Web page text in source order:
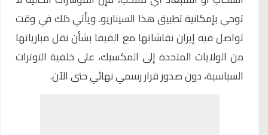
توحي بإمكانية تطبيق هذا السيناريو. ويأتي ذلك في وقت
تواصل فيه إيران نقاشاتها مع الفيفا بشأن نقل مبارياتها
من الولايات المتحدة إلى المكسيك، على خلفية التوترات
السياسية، دون صدور قرار رسمي نهائي حتى الآن.